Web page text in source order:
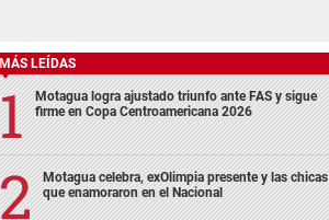
MÁS LEÍDAS
Motagua logra ajustado triunfo ante FAS y sigue
firme en Copa Centroamericana 2026
Motagua celebra, exOlimpia presente y las chicas
que enamoraron en el Nacional